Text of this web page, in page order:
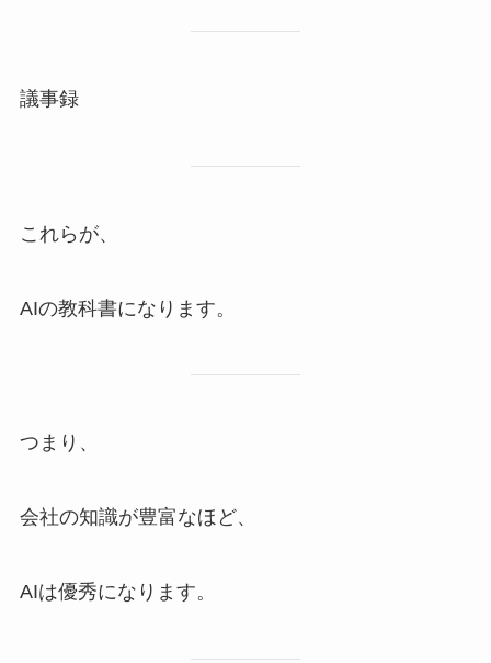
議事録
これらが、
AIの教科書になります。
つまり、
会社の知識が豊富なほど、
AIは優秀になります。